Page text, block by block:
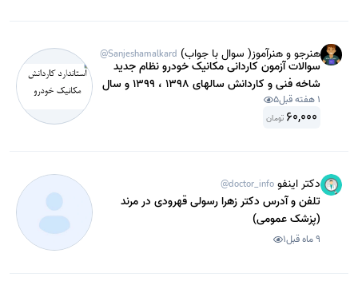
هنرجو و هنرآموز( سوال با جواب) @Sanjeshamalkard
سوالات آزمون کاردانی مکانیک خودرو نظام جدید
شاخه فنی و کاردانش سالهای 1398 ، 1399 و سال
داوطلبین کنکور.
1 هفته قبل 5
60,000 تومان
دکتر اینفو @doctor_info
تلفن و آدرس دکتر زهرا رسولی قهرودی در مرند
(پزشک عمومی)
9 ماه قبل 1